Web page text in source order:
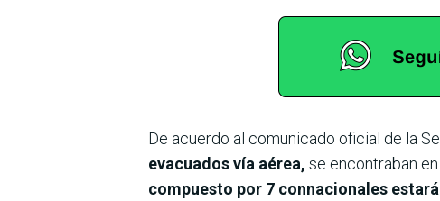
De acuerdo al comunicado oficial de la
evacuados vía aérea, se encontraban
compuesto por 7 connacionales